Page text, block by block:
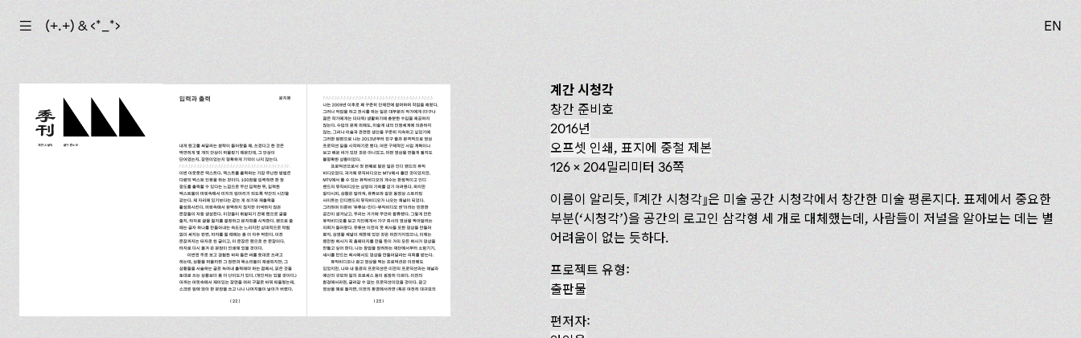
☰ (+.+) & ‹*_*› EN
계간 시청각
창간 준비호
2016년
오프셋 인쇄, 표지에 중철 제본
126 x 204밀리미터 36쪽
이름이 알리듯, 계간 시청각 은 미술 공간 시청각에서 창간한 미술 평론지다. 표제에서 중요한
부분(‘‌시청각’)을 공간의 로고인 삼각형 세 개로 대체했는데, 사람들이 저널을 알아보는 데는 별
어려움이 없는 듯하다.
프로젝트 유형:
출판물
편저자: